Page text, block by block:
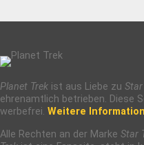
Planet Trek ist aus Liebe zu
ehrenamtlich betrieben. Diese
werbefrei. Weitere
Alle Rechten an der Marke Star